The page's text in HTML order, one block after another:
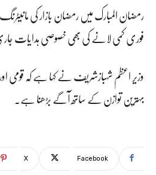
رمضان المبارک میں رمضان بازار کی
فوری کمی لانے کی بھی خصوصی ہدایات
وزیر اعظم شہبازشریف نے کہا ہے کہ قومی
بہترین توازن کے ساتھ آگے بڑھنا ہے۔
Facebook
X